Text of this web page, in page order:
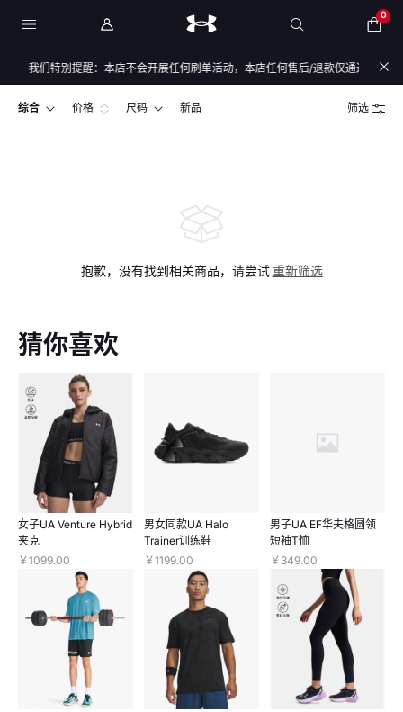
0
，我们特别提醒：本店不会开展任何刷单活动，本店任何售后/退款仅通过店铺
综合 价格 尺码 新品 筛选
抱歉，没有找到相关商品，请尝试 重新筛选
猜你喜欢
女子UA Venture Hybrid
夹克
￥1099.00
男女同款UA Halo
Trainer训练鞋
￥1199.00
男子UA EF华夫格圆领
短袖T恤
￥349.00